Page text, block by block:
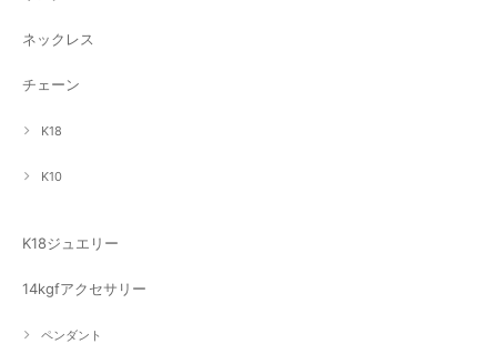
ネックレス
チェーン
K18
K10
K18ジュエリー
14kgfアクセサリー
ペンダント